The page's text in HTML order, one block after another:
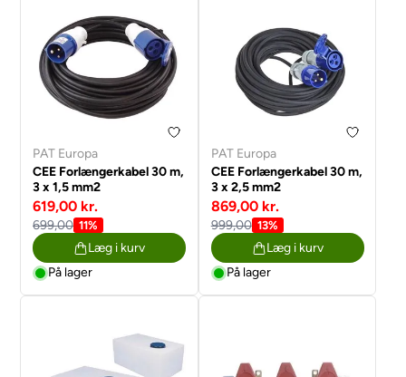
PAT Europa
CEE Forlængerkabel 30 m,
3 x 1,5 mm2
619,00 kr.
699,00 11%
Læg i kurv
På lager
PAT Europa
CEE Forlængerkabel 30 m,
3 x 2,5 mm2
869,00 kr.
999,00 13%
Læg i kurv
På lager